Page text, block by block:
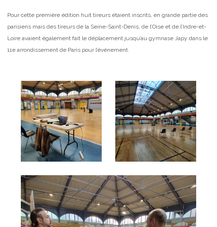
Pour cette première édition huit tireurs étaient inscrits, en grande partie des
parisiens mais des tireurs de la Seine-Saint-Denis, de l’Oise et de l’Indre-et-
Loire avaient également fait le déplacement jusqu’au gymnase Japy dans le
11e arrondissement de Paris pour l’événement.